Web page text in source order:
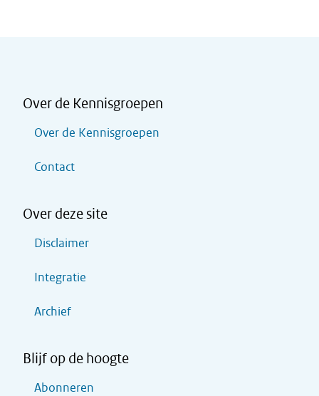
Over de Kennisgroepen
Over de Kennisgroepen
Contact
Over deze site
Disclaimer
Integratie
Archief
Blijf op de hoogte
Abonneren